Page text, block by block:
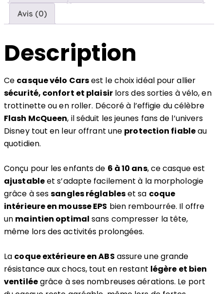
Avis (0)
Description
Ce casque vélo Carsest le choix idéal pour allier
sécurité, confort et plaisirlors des sorties à vélo, en
trottinette ou en roller. Décoré à l’effigie du célèbre
Flash McQueen, il séduit les jeunes fans de l’univers
Disney tout en leur offrant une protection fiableau
quotidien.
Conçu pour les enfants de 6 à 10 ans, ce casque est
ajustableet s’adapte facilement à la morphologie
grâce à sessangles réglableset sa coque
intérieure en mousse EPS bien rembourrée. Il offre
un maintien optimal sans compresser la tête,
même lors des activités prolongées.
La coque extérieure en ABS assure une grande
résistance aux chocs, tout en restant légère et bien
ventiléegrâce à ses nombreuses aérations. Le port